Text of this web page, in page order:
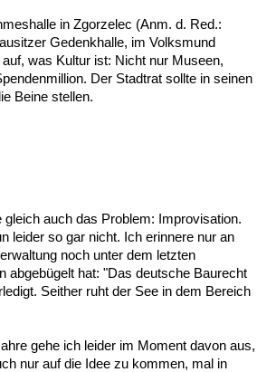
in Zgorzelec (Anm. d. Red.:
Gedenkhalle, im Volksmund
was Kultur ist: Nicht nur Museen,
Der Stadtrat sollte in seinen
Beine stellen.
auch das Problem: Improvisation.
leider so gar nicht. Ich erinnere nur an
noch unter dem letzten
abgebügelt hat: "Das deutsche Baurecht
Seither ruht der See in dem Bereich
gehe ich leider im Moment davon aus,
nur auf die Idee zu kommen, mal in